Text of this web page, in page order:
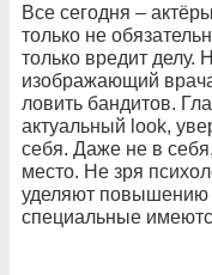
Все сегодня –
только не
только вредит делу.
изображающий
ловить бандитов.
актуальный look,
себя. Даже не в
место. Не зря
уделяют повышению
специальные